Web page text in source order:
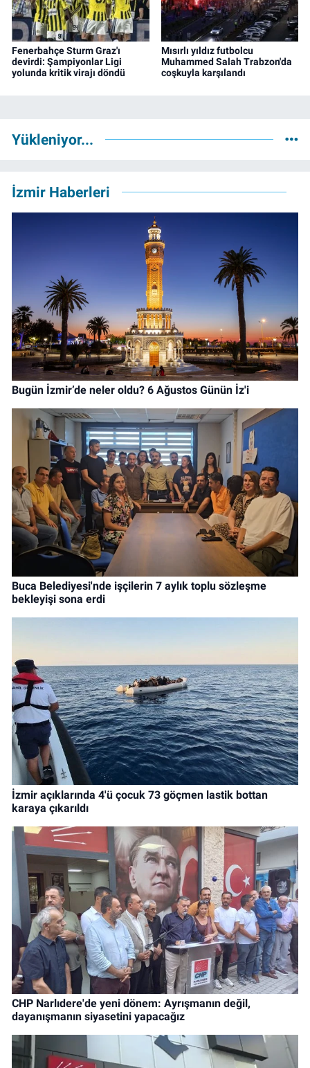
Fenerbahçe Sturm Graz'ı
devirdi: Şampiyonlar Ligi
yolunda kritik virajı döndü
Mısırlı yıldız futbolcu
Muhammed Salah Trabzon'da
coşkuyla karşılandı
Yükleniyor...
İzmir Haberleri
Bugün İzmir’de neler oldu? 6 Ağustos Günün İz'i
Buca Belediyesi'nde işçilerin 7 aylık toplu sözleşme
bekleyişi sona erdi
İzmir açıklarında 4'ü çocuk 73 göçmen lastik bottan
karaya çıkarıldı
CHP Narlıdere'de yeni dönem: Ayrışmanın değil,
dayanışmanın siyasetini yapacağız